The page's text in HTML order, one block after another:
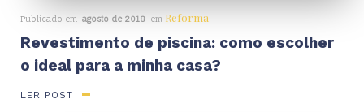
Publicado em agosto de 2018 em Reforma
Revestimento de piscina: como escolher
o ideal para a minha casa?
LER POST